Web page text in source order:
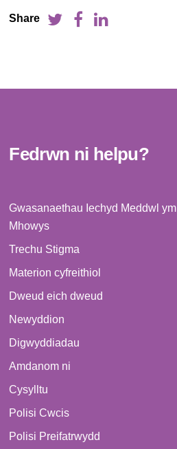
Share
Fedrwn ni helpu?
Gwasanaethau Iechyd Meddwl ym
Mhowys
Trechu Stigma
Materion cyfreithiol
Dweud eich dweud
Newyddion
Digwyddiadau
Amdanom ni
Cysylltu
Polisi Cwcis
Polisi Preifatrwydd